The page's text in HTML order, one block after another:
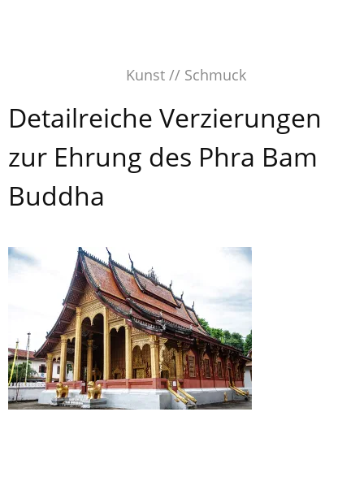
Kunst // Schmuck
Detailreiche Verzierungen
zur Ehrung des Phra Bam
Buddha